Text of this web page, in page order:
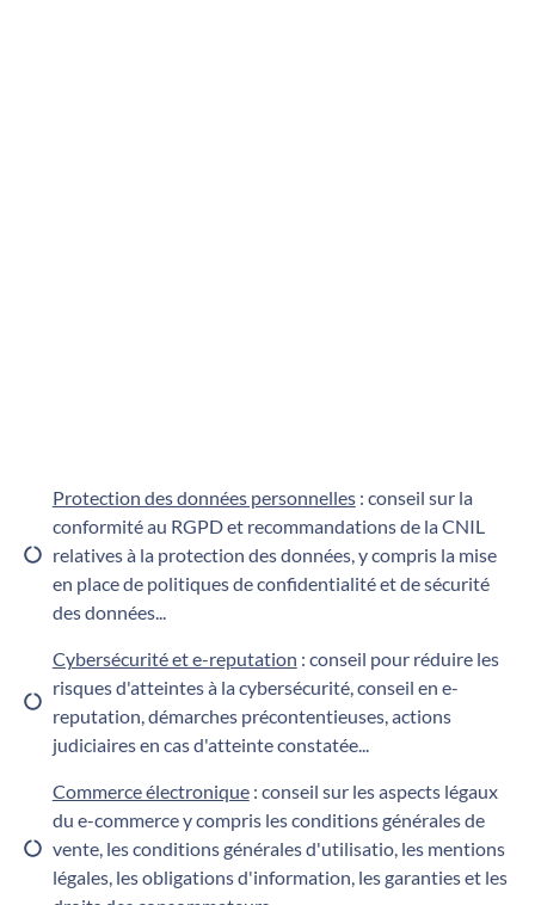
Protection des données personnelles: conseil sur la
conformité au RGPD et recommandations de la CNIL
relatives à la protection des données, y compris la mise
en place de politiques de confidentialité et de sécurité
des données...
Cybersécurité et e-reputation : conseil pour réduire les
risques d'atteintes à la cybersécurité, conseil en e-
reputation, démarches précontentieuses, actions
judiciaires en cas d'atteinte constatée...
Commerce électronique: conseil sur les aspects légaux
du e-commerce y compris les conditions générales de
vente, les conditions générales d'utilisatio, les mentions
légales, les obligations d'information, les garanties et les